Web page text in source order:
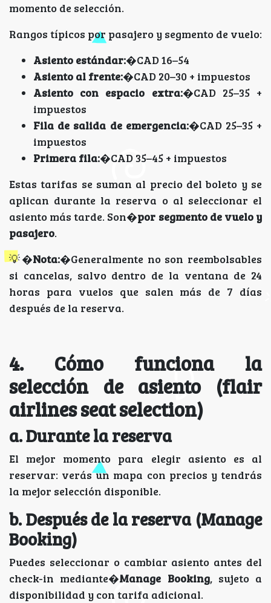
momento de selección.
Rangos típicos por pasajero y segmento de vuelo:
Asiento estándar:�CAD 16–54
Asiento al frente:�CAD 20–30 + impuestos
Asiento con espacio extra:�CAD 25–35 +
impuestos
Fila de salida de emergencia:�CAD 25–35 +
impuestos
Primera fila:�CAD 35–45 + impuestos
Estas tarifas se suman al precio del boleto y se
aplican durante la reserva o al seleccionar el
asiento más tarde. Son�por segmento de vuelo y
pasajero.
💡�Nota:�Generalmente no son reembolsables
si cancelas, salvo dentro de la ventana de 24
horas para vuelos que salen más de 7 días
después de la reserva.
4. Cómo funciona la
selección de asiento (flair
airlines seat selection)
a. Durante la reserva
El mejor momento para elegir asiento es al
reservar: verás un mapa con precios y tendrás
la mejor selección disponible.
b. Después de la reserva (Manage
Booking)
Puedes seleccionar o cambiar asiento antes del
check-in mediante�Manage Booking, sujeto a
disponibilidad y con tarifa adicional.